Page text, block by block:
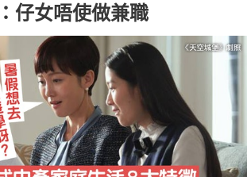
仔女唔使做兼職